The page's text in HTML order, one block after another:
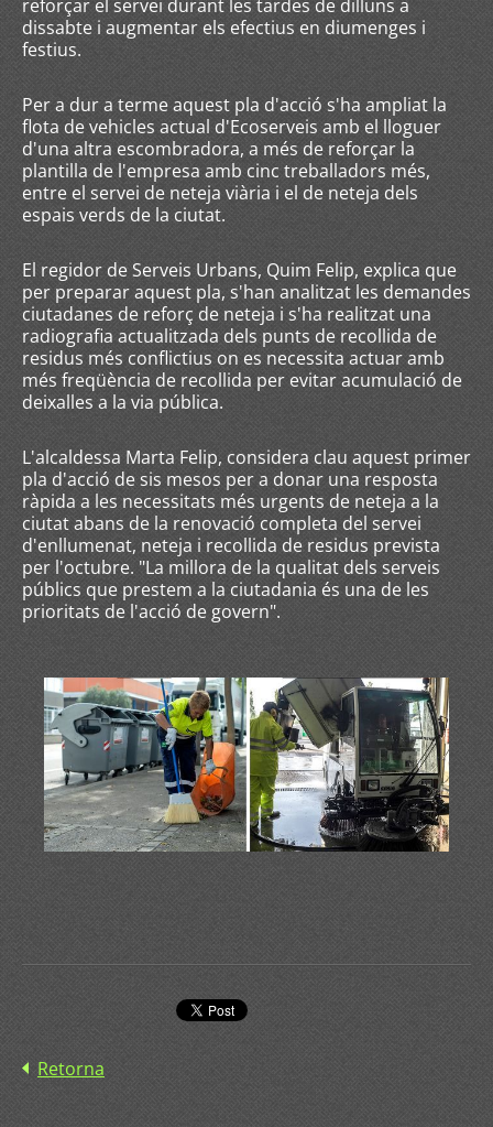
reforçar el servei durant les tardes de dilluns a
dissabte i augmentar els efectius en diumenges i
festius.
Per a dur a terme aquest pla d'acció s'ha ampliat la
flota de vehicles actual d'Ecoserveis amb el lloguer
d'una altra escombradora, a més de reforçar la
plantilla de l'empresa amb cinc treballadors més,
entre el servei de neteja viària i el de neteja dels
espais verds de la ciutat.
El regidor de Serveis Urbans, Quim Felip, explica que
per preparar aquest pla, s'han analitzat les demandes
ciutadanes de reforç de neteja i s'ha realitzat una
radiografia actualitzada dels punts de recollida de
residus més conflictius on es necessita actuar amb
més freqüència de recollida per evitar acumulació de
deixalles a la via pública.
L'alcaldessa Marta Felip, considera clau aquest primer
pla d'acció de sis mesos per a donar una resposta
ràpida a les necessitats més urgents de neteja a la
ciutat abans de la renovació completa del servei
d'enllumenat, neteja i recollida de residus prevista
per l'octubre. "La millora de la qualitat dels serveis
públics que prestem a la ciutadania és una de les
prioritats de l'acció de govern".
Retorna